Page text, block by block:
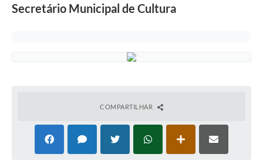
Secretário Municipal de Cultura
COMPARTILHAR